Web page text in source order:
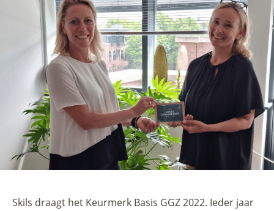
Skils draagt het Keurmerk Basis GGZ 2022. Ieder jaar